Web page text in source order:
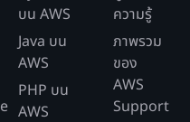
บน AWS
Java บน
AWS
PHP บน
AWS
ความรู้
ภาพรวม
ของ
AWS
Support